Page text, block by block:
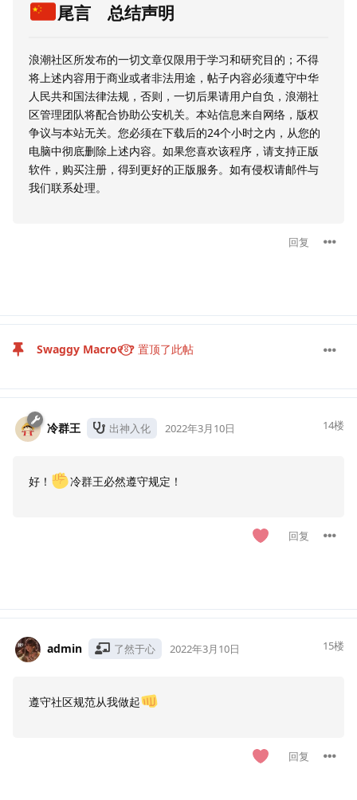
尾言 总结声明
浪潮社区所发布的一切文章仅限用于学习和研究目的；不得
将上述内容用于商业或者非法用途，帖子内容必须遵守中华
人民共和国法律法规，否则，一切后果请用户自负，浪潮社
区管理团队将配合协助公安机关。本站信息来自网络，版权
争议与本站无关。您必须在下载后的24个小时之内，从您的
电脑中彻底删除上述内容。如果您喜欢该程序，请支持正版
软件，购买注册，得到更好的正版服务。如有侵权请邮件与
我们联系处理。
回复
Swaggy Macro୧⍤⃝? 置顶了此帖
冷群王 出神入化 2022年3月10日 14楼
好！ 冷群王必然遵守规定！
回复
admin 了然于心 2022年3月10日 15楼
遵守社区规范从我做起
回复